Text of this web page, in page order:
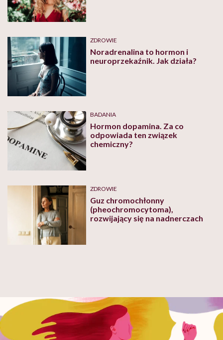
ZDROWIE
Noradrenalina to hormon i
neuroprzekaźnik. Jak działa?
BADANIA
Hormon dopamina. Za co
odpowiada ten związek
chemiczny?
ZDROWIE
Guz chromochłonny
(pheochromocytoma),
rozwijający się na nadnerczach